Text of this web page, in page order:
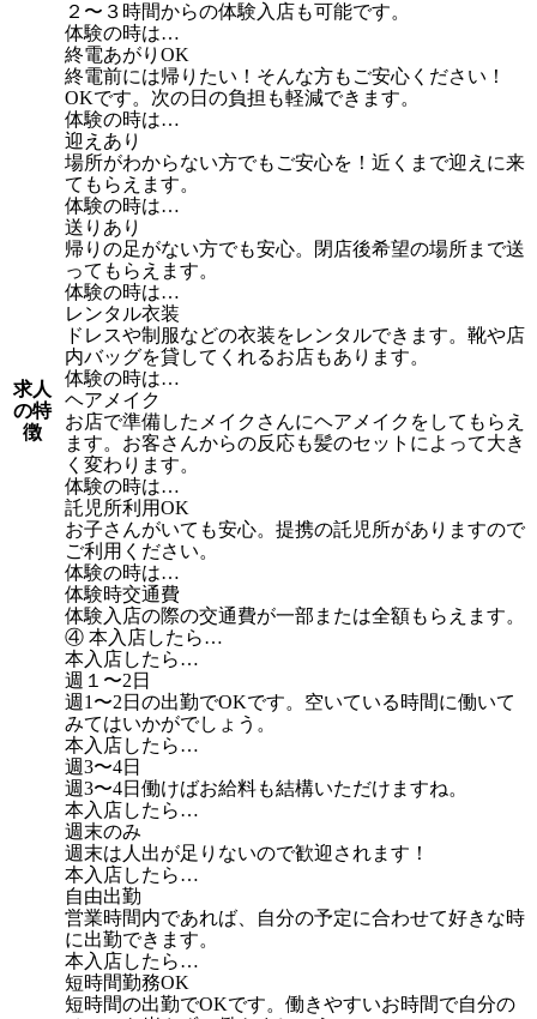
求人
の特
徴
２〜３時間からの体験入店も可能です。
体験の時は…
終電あがりOK
終電前には帰りたい！そんな方もご安心ください！
OKです。次の日の負担も軽減できます。
体験の時は…
迎えあり
場所がわからない方でもご安心を！近くまで迎えに来
てもらえます。
体験の時は…
送りあり
帰りの足がない方でも安心。閉店後希望の場所まで送
ってもらえます。
体験の時は…
レンタル衣装
ドレスや制服などの衣装をレンタルできます。靴や店
内バッグを貸してくれるお店もあります。
体験の時は…
ヘアメイク
お店で準備したメイクさんにヘアメイクをしてもらえ
ます。お客さんからの反応も髪のセットによって大き
く変わります。
体験の時は…
託児所利用OK
お子さんがいても安心。提携の託児所がありますので
ご利用ください。
体験の時は…
体験時交通費
体験入店の際の交通費が一部または全額もらえます。
④ 本入店したら…
本入店したら…
週１〜2日
週1〜2日の出勤でOKです。空いている時間に働いて
みてはいかがでしょう。
本入店したら…
週3〜4日
週3〜4日働けばお給料も結構いただけますね。
本入店したら…
週末のみ
週末は人出が足りないので歓迎されます！
本入店したら…
自由出勤
営業時間内であれば、自分の予定に合わせて好きな時
に出勤できます。
本入店したら…
短時間勤務OK
短時間の出勤でOKです。働きやすいお時間で自分の